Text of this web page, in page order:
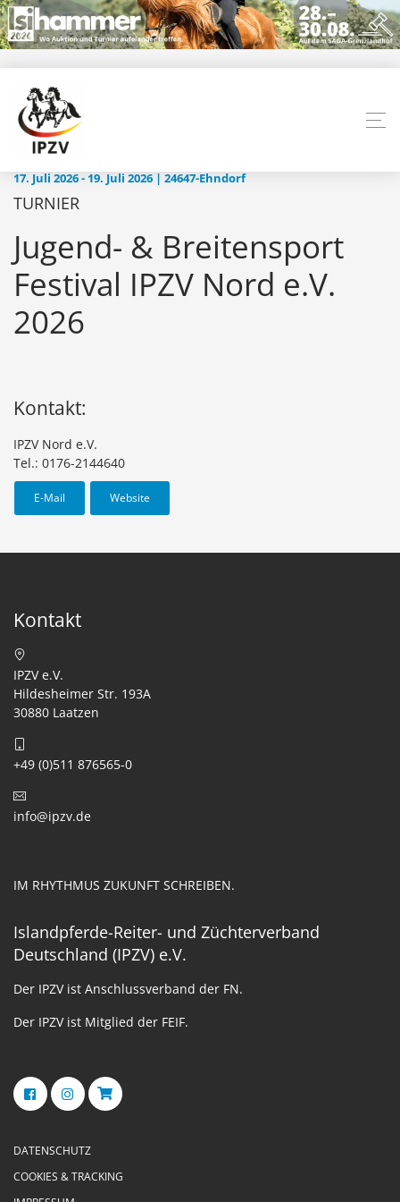
17. Juli 2026 - 19. Juli 2026 | 24647-Ehndorf
TURNIER
Jugend- & Breitensport
Festival IPZV Nord e.V.
2026
Kontakt:
IPZV Nord e.V.
Tel.: 0176-2144640
E-Mail Website
Kontakt
IPZV e.V.
Hildesheimer Str. 193A
30880 Laatzen
+49 (0)511 876565-0
info@ipzv.de
IM RHYTHMUS ZUKUNFT SCHREIBEN.
Islandpferde-Reiter- und Züchterverband
Deutschland (IPZV) e.V.
Der IPZV ist Anschlussverband der FN.
Der IPZV ist Mitglied der FEIF.
DATENSCHUTZ
COOKIES & TRACKING